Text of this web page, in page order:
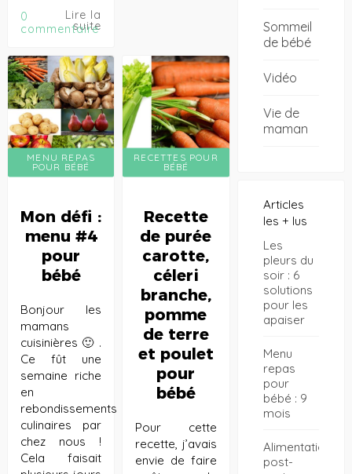
0
commentaire
Lire la
suite
MENU REPAS
POUR BÉBÉ
Mon défi :
menu #4
pour
bébé
Bonjour les
mamans
cuisinières 🙂 .
Ce fût une
semaine riche
en
rebondissements
culinaires par
chez nous !
Cela faisait
RECETTES POUR
BÉBÉ
Recette
de purée
carotte,
céleri
branche,
pomme
de terre
et poulet
pour
bébé
Pour cette
recette, j’avais
envie de faire
Sommeil
de bébé
Vidéo
Vie de
maman
Articles
les + lus
Les
pleurs du
soir : 6
solutions
pour les
apaiser
Menu
repas
pour
bébé : 9
mois
Alimentation
post-